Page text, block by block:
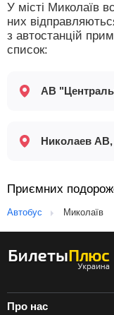
У місті Миколаїв всього 2 автостанції. В основному з
них
з автостанцій
список:
АВ
Николаев АВ,
Приємних
Автобус Миколаїв
Про нас